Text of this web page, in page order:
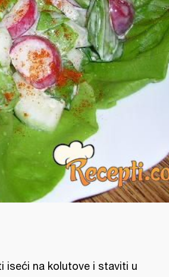
iseći na kolutove i staviti u